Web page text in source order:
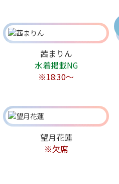
茜まりん
水着掲載NG
※18:30〜
望月花蓮
※欠席